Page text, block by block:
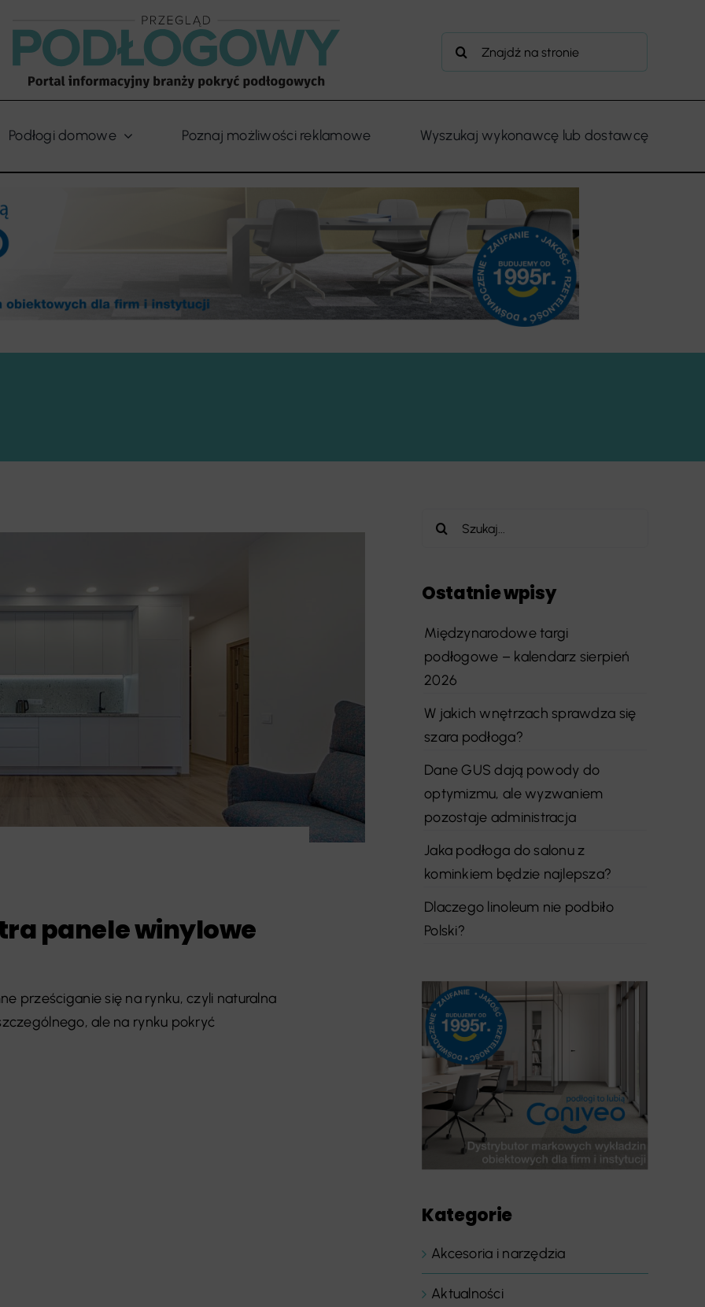
Szukaj
Podłogi domowe Poznaj możliwości reklamowe Wyszukaj wykonawcę lub dostawcę
panele winylowe
prześciganie się na rynku, czyli naturalna
ale na rynku pokryć
Szukaj
Ostatnie wpisy
Międzynarodowe targi
podłogowe – kalendarz sierpień
2026
W jakich wnętrzach sprawdza się
szara podłoga?
Dane GUS dają powody do
optymizmu, ale wyzwaniem
pozostaje administracja
Jaka podłoga do salonu z
kominkiem będzie najlepsza?
Dlaczego linoleum nie podbiło
Polski?
Kategorie
Akcesoria i narzędzia
Aktualności